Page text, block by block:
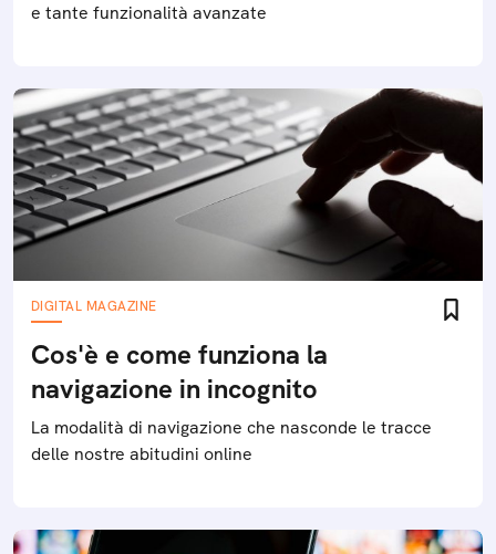
e tante funzionalità avanzate
DIGITAL MAGAZINE
Cos'è e come funziona la
navigazione in incognito
La modalità di navigazione che nasconde le tracce
delle nostre abitudini online